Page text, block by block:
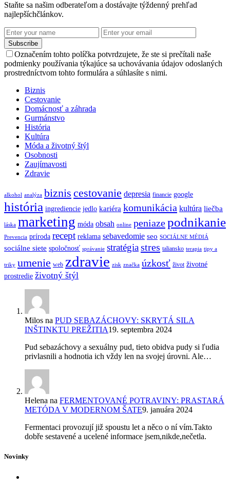
Staňte sa našim odberateľom a dostávajte týždenný prehľad
najlepšíchčlánkov.
Subscribe
Označením tohto políčka potvrdzujete, že ste si prečítali naše
podmienky používania týkajúce sa uchovávania údajov odoslaných
prostredníctvom tohto formulára a súhlasíte s nimi.
Biznis
Cestovanie
Domácnosť a záhrada
Gurmánstvo
História
Kultúra
Móda a životný štýl
Osobnosti
Zaujímavosti
Zdravie
alkohol analýza biznis cestovanie depresia financie google
história ingrediencie jedlo kariéra komunikácia kultúra liečba
láska marketing móda obsah online peniazepodnikanie
Prevencia príroda recept reklama sebavedomie seo SOCIÁLNE MÉDIÁ
sociálne siete spoločnosť správanie stratégiastres taliansko terapia tipy a
triky umenie web zdravie zisk značka úzkosť život životné
prostredie životný štýl
Milos na PUD SEBAZÁCHOVY: SKRYTÁ SILA
INŠTINKTU PREŽITIA19. septembra 2024
Pud sebazáchovy a sexuálny pud, tieto obidva pudy si ľudia
privlasnili a hodnotia ich vždy len na svojej úrovni. Ale…
Helena na FERMENTOVANÉ POTRAVINY: PRASTARÁ
METÓDA V MODERNOM ŠATE9. januára 2024
Fermentaci provozují již spoustu let a něco o ní vím.Takto
dobře sestavené a ucelené informace jsem,nikde,nečetla.
Novinky